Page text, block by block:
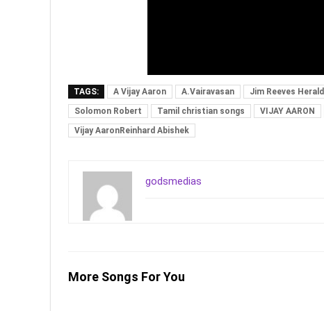
TAGS: A Vijay Aaron A.Vairavasan Jim Reeves Herald
Solomon Robert
Tamil christian songs VIJAY AARON
Vijay AaronReinhard Abishek
godsmedias
More Songs For You